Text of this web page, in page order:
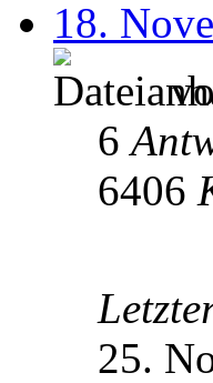
18.
6
6406
25.